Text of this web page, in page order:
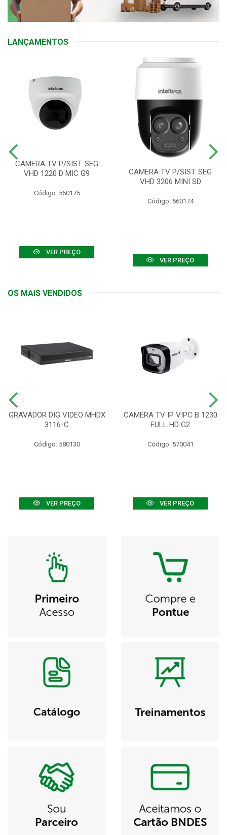
LANÇAMENTOS
CAMERA TV P/SIST. SEG
VHD 1220 D MIC G9
Código: 560175
VER PREÇO
CAMERA TV P/SIST. SEG
VHD 3206 MINI SD
Código: 560174
VER PREÇO
OS MAIS VENDIDOS
GRAVADOR DIG VIDEO MHDX
3116-C
Código: 580130
VER PREÇO
CAMERA TV IP VIPC B 1230
FULL HD G2
Código: 570041
VER PREÇO